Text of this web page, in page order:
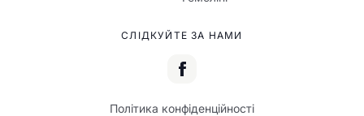
СЛІДКУЙТЕ ЗА НАМИ
Політика конфіденційності